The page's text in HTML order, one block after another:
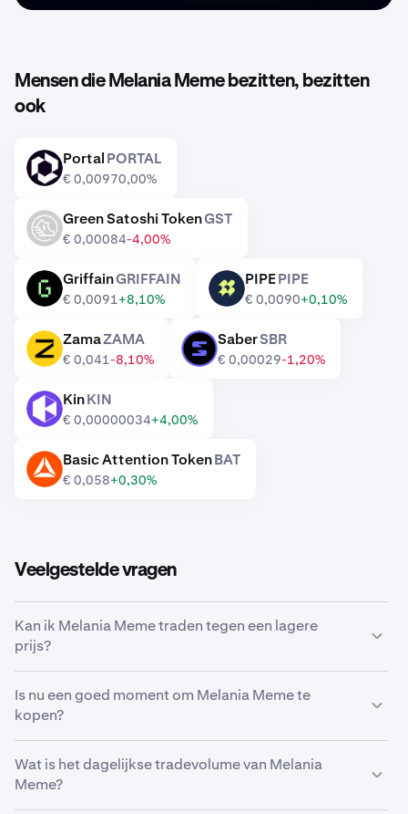
Mensen die Melania Meme bezitten, bezitten
ook
PORTAL PortalPORTAL
€ 0,00970,00%
GST Green Satoshi TokenGST
€ 0,00084-4,00%
GRIFFAIN GriffainGRIFFAIN
€ 0,0091+8,10%
PIPE PIPEPIPE
€ 0,0090+0,10%
ZAMA ZamaZAMA
€ 0,041-8,10%
SBR SaberSBR
€ 0,00029-1,20%
KIN KinKIN
€ 0,00000034+4,00%
BAT Basic Attention TokenBAT
€ 0,058+0,30%
Veelgestelde vragen
Kan ik Melania Meme traden tegen een lagere
prijs?
automatisch Melania Meme te kopen als het een lagere
prijs bereikt.
Is nu een goed moment om Melania Meme te
kopen?
waardoor veel traders in plaats daarvan kiezen voor een
dollar-cost average
aankopen te gebruiken, kun je in de loop van de tijd
Wat is het dagelijkse tradevolume van Melania
Meme?